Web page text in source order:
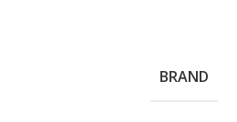
BRAND